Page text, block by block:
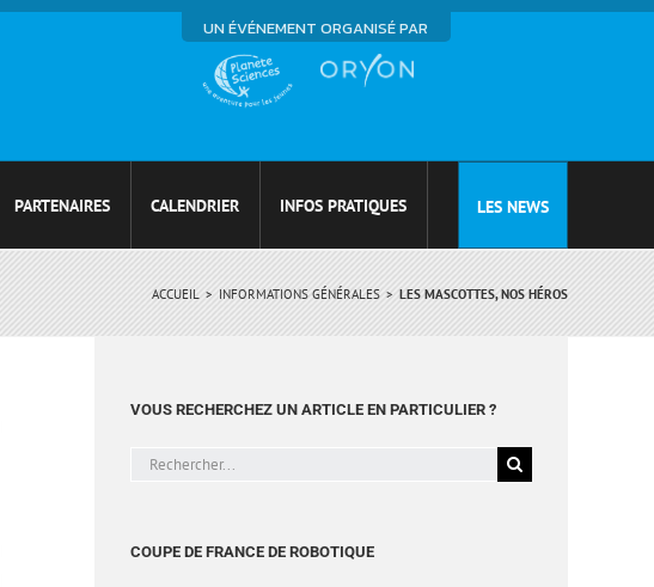
UN ÉVÉNEMENT ORGANISÉ PAR
PARTENAIRES CALENDRIER INFOS PRATIQUES LES NEWS
ACCUEIL INFORMATIONS GÉNÉRALES LES MASCOTTES, NOS HÉROS
VOUS RECHERCHEZ UN ARTICLE EN PARTICULIER ?
Rechercher:
COUPE DE FRANCE DE ROBOTIQUE